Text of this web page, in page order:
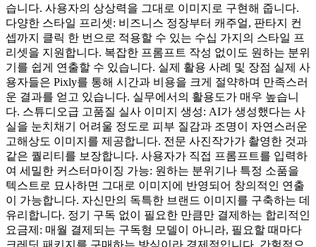
습니다. 사용자의 상상력을 그대로 이미지로 구현해 줍니다.
다양한 스타일 프리셋: 비즈니스 정장부터 캐주얼, 판타지 컨
셉까지 클릭 한 번으로 적용할 수 있는 수십 가지의 스타일 프
리셋을 지원합니다. 복잡한 프롬프트 작성 없이도 원하는 분위
기를 쉽게 연출할 수 있습니다. 실제 활용 사례 및 장점 실제 사
용자들은 Pixly를 통해 시간과 비용을 크게 절약하며 만족스러
운 결과를 얻고 있습니다. 실무에서의 활용도가 매우 높습니
다. 스튜디오급 고품질 실사 이미지 생성: AI가 생성했다는 사
실을 눈치채기 어려울 정도로 피부 질감과 조명이 자연스러운
고해상도 이미지를 제공합니다. 전문 사진작가가 촬영한 것과
같은 퀄리티를 보장합니다. 사용자가 직접 프롬프트를 입력하
여 세밀한 커스터마이징 가능: 원하는 분위기나 특정 소품을
텍스트로 묘사하면 그대로 이미지에 반영되어 창의적인 연출
이 가능합니다. 자신만의 독특한 브랜드 이미지를 구축하는 데
유리합니다. 정기 구독 없이 필요한 만큼만 결제하는 합리적인
요금제: 매월 결제되는 구독형 모델이 아니라, 필요할 때마다
크레딧 패키지를 구매하는 방식이라 경제적입니다. 간헐적으